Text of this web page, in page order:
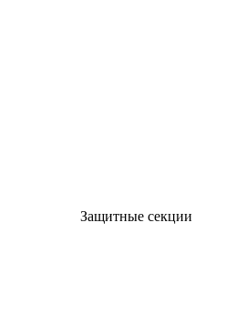
Защитные секции